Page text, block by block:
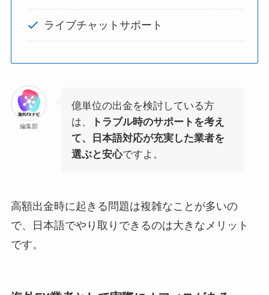
ライブチャットサポート
編集部
億単位の出金を検討している方
は、
トラブル時のサポートを考え
て、日本語対応が充実した業者を
選ぶと安心ですよ。
高額出金時に起きる問題は複雑なことが多いの
で、日本語でやり取りできるのは大きなメリット
です。